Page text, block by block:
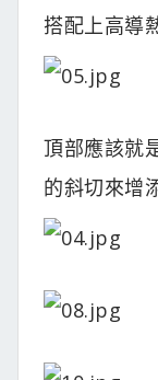
搭配上高導
頂部應該就
的斜切來增